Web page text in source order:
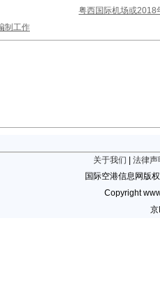
粤西国际机场或2018
制工作
关于我们
法律声
国际空港信息网版
Copyright